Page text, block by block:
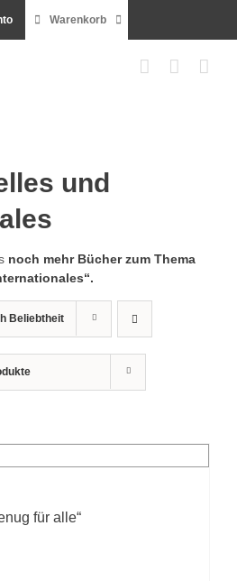
Warenkorb
und
noch mehr Büch­er zum The­ma
Beliebtheit
für alle“